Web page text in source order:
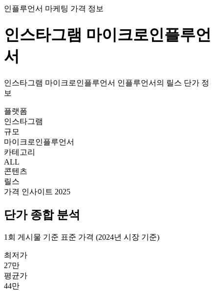
인플루언서 마케팅 가격 정보
인스타그램 마이크로인플루언
서
인스타그램 마이크로인플루언서 인플루언서의 릴스 단가 정
보
플랫폼
인스타그램
규모
마이크로인플루언서
카테고리
ALL
콘텐츠
릴스
가격 인사이트 2025
단가종합 분석
1회 게시물 기준 표준 가격 (2024년 시장 기준)
최저가
27만
평균가
44만